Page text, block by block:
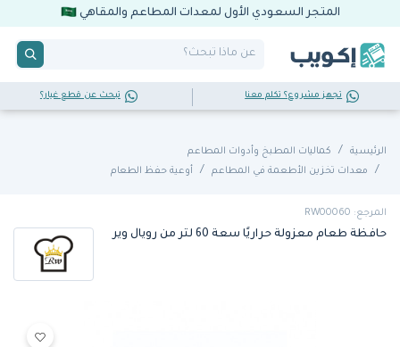
المتجر السعودي الأول لمعدات المطاعم والمقاهي
تجهز مشروع؟ تكلم معنا تبحث عن قطع غيار؟
الرئيسية
كماليات المطبخ وأدوات المطاعم
معدات تخزين الأطعمة في المطاعم
أوعية حفظ الطعام
المرجع: RW00060
حافظة طعام معزولة حراريًا سعة 60 لتر من رويال وير